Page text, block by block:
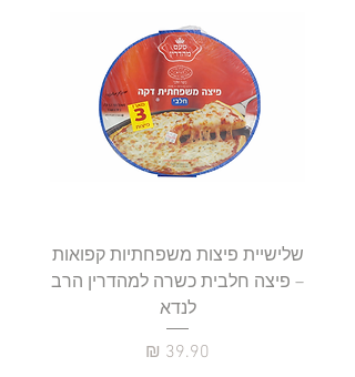
שלישיית פיצות משפחתיות קפואות
– פיצה חלבית כשרה למהדרין הרב
לנדא
מחיר